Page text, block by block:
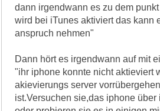
dann irgendwann es zu dem
wird bei iTunes aktiviert das kann
anspruch nehmen"
Dann hört es irgendwann auf mit
"ihr iphone konnte nicht aktieviert
akievierungs server
ist.Versuchen sie,das iphone über